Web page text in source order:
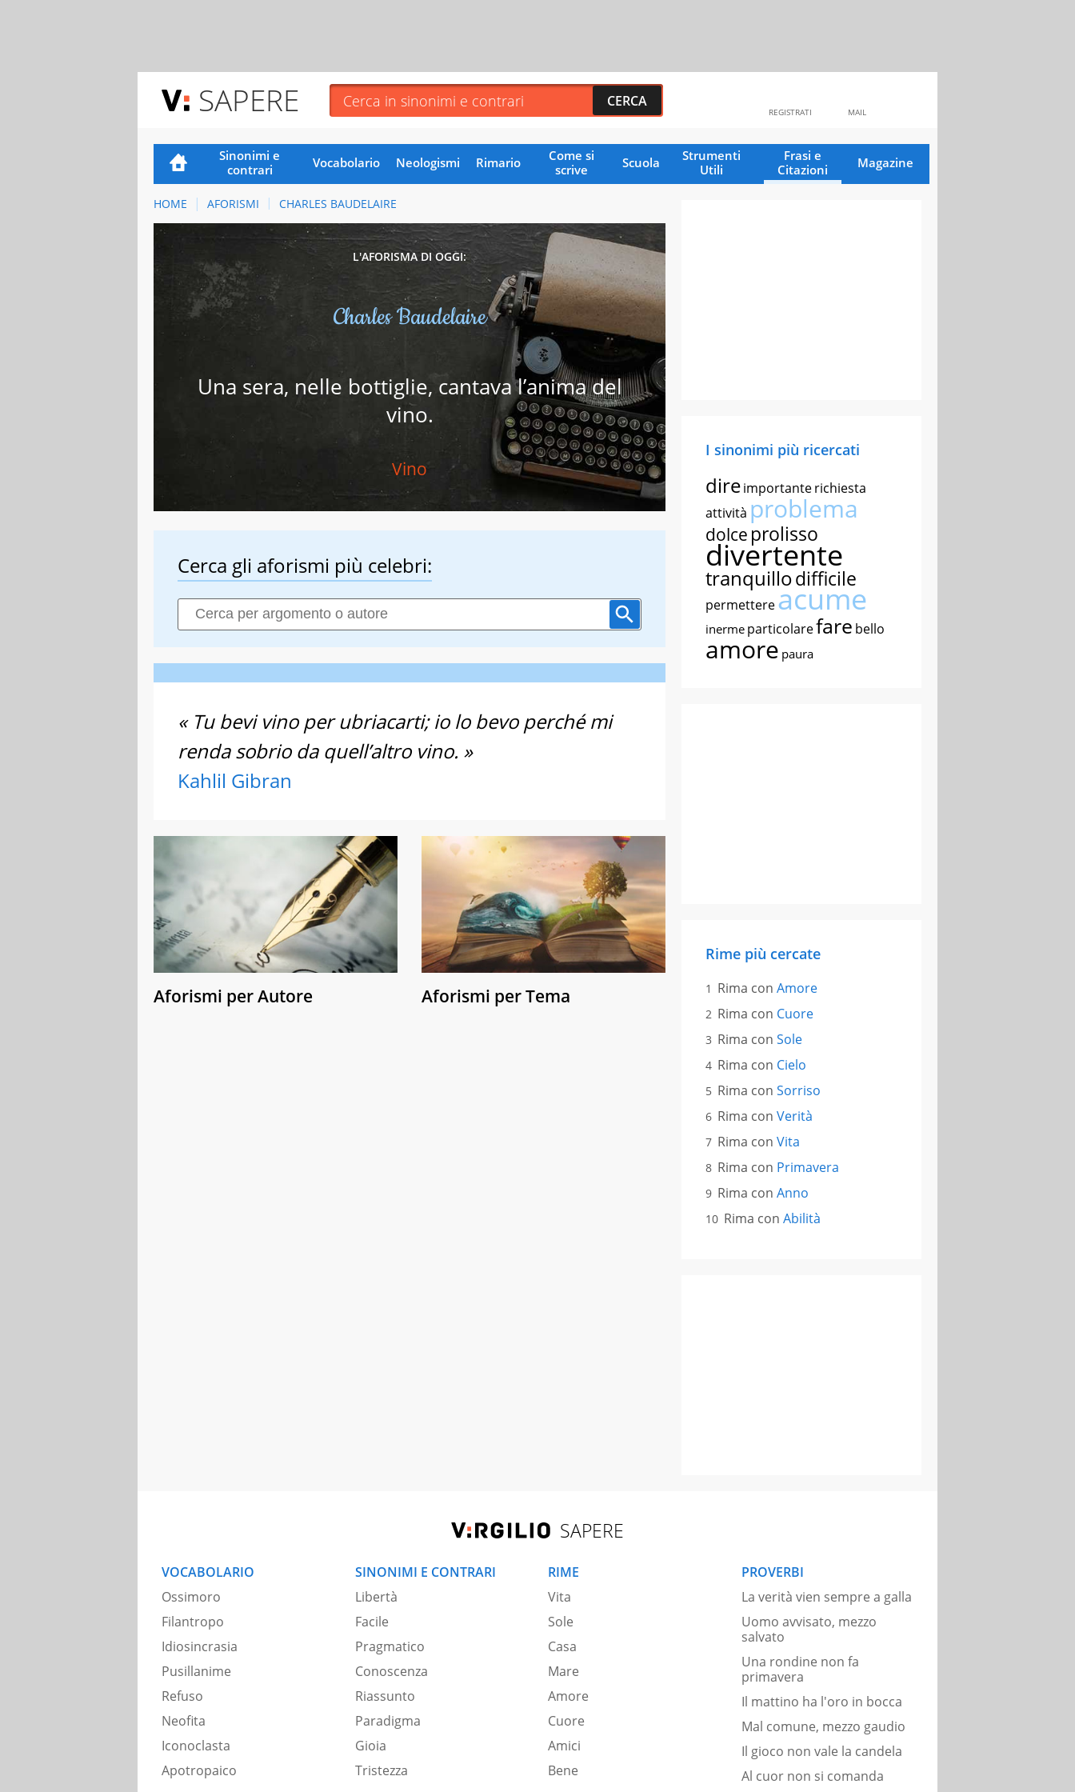
SAPERE MAIL
REGISTRATI
Sinonimi e
contrari
Vocabolario Neologismi Rimario
Come si
scrive
Scuola
Strumenti
Utili
Frasi e
Citazioni
Magazine
HOME AFORISMI CHARLES BAUDELAIRE
L'AFORISMA DI OGGI:
Charles Baudelaire
Una sera, nelle bottiglie, cantava l’anima del
vino.
Vino
Cerca gli aforismi più celebri:
« Tu bevi vino per ubriacarti; io lo bevo perché mi
renda sobrio da quell’altro vino. »
Kahlil Gibran
Aforismi per Autore Aforismi per Tema
I sinonimi più ricercati
direimportanterichiesta
attività problema
dolce prolisso
divertente
tranquillodifficile
permettereacume
inerme particolarefare bello
amore paura
Rime più cercate
Rima con Amore
Rima con Cuore
Rima con Sole
Rima con Cielo
Rima con Sorriso
Rima con Verità
Rima con Vita
Rima con Primavera
Rima con Anno
Rima con Abilità
SAPERE
VOCABOLARIO
Ossimoro
Filantropo
Idiosincrasia
Pusillanime
Refuso
Neofita
Iconoclasta
Apotropaico
SINONIMI E CONTRARI
Libertà
Facile
Pragmatico
Conoscenza
Riassunto
Paradigma
Gioia
Tristezza
RIME
Vita
Sole
Casa
Mare
Amore
Cuore
Amici
Bene
PROVERBI
La verità vien sempre a galla
Uomo avvisato, mezzo
salvato
Una rondine non fa
primavera
Il mattino ha l'oro in bocca
Mal comune, mezzo gaudio
Il gioco non vale la candela
Al cuor non si comanda